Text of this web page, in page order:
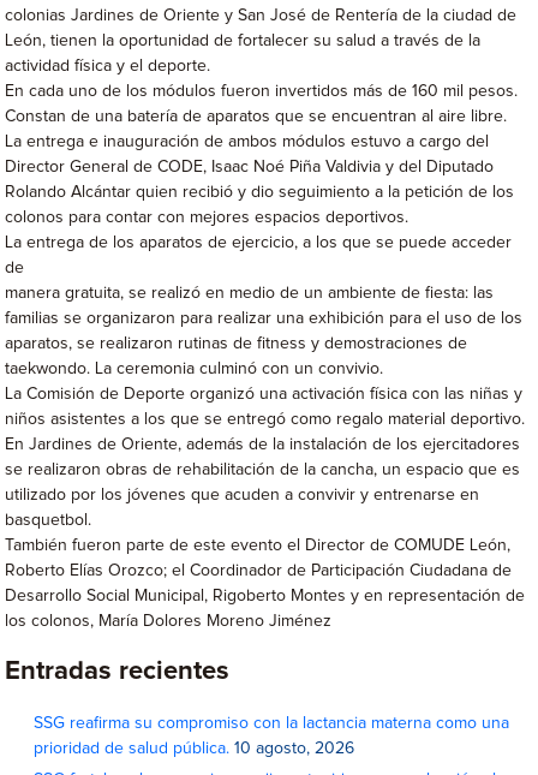
colonias Jardines de Oriente y San José de Rentería de la ciudad de
León, tienen la oportunidad de fortalecer su salud a través de la
actividad física y el deporte.
En cada uno de los módulos fueron invertidos más de 160 mil pesos.
Constan de una batería de aparatos que se encuentran al aire libre.
La entrega e inauguración de ambos módulos estuvo a cargo del
Director General de CODE, Isaac Noé Piña Valdivia y del Diputado
Rolando Alcántar quien recibió y dio seguimiento a la petición de los
colonos para contar con mejores espacios deportivos.
La entrega de los aparatos de ejercicio, a los que se puede acceder
de
manera gratuita, se realizó en medio de un ambiente de fiesta: las
familias se organizaron para realizar una exhibición para el uso de los
aparatos, se realizaron rutinas de fitness y demostraciones de
taekwondo. La ceremonia culminó con un convivio.
La Comisión de Deporte organizó una activación física con las niñas y
niños asistentes a los que se entregó como regalo material deportivo.
En Jardines de Oriente, además de la instalación de los ejercitadores
se realizaron obras de rehabilitación de la cancha, un espacio que es
utilizado por los jóvenes que acuden a convivir y entrenarse en
basquetbol.
También fueron parte de este evento el Director de COMUDE León,
Roberto Elías Orozco; el Coordinador de Participación Ciudadana de
Desarrollo Social Municipal, Rigoberto Montes y en representación de
los colonos, María Dolores Moreno Jiménez
Entradas recientes
SSG reafirma su compromiso con la lactancia materna como una
prioridad de salud pública. 10 agosto, 2026